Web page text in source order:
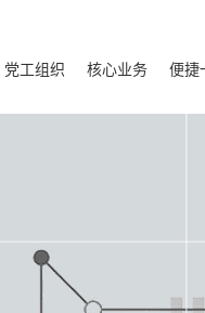
党工组织 核心业务 便捷